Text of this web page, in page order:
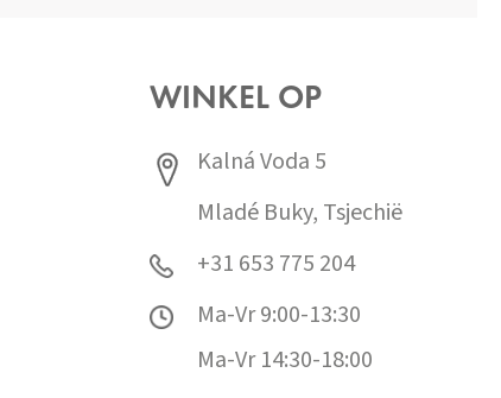
WINKEL OP
Kalná Voda 5
Mladé Buky, Tsjechië
+31 653 775 204
Ma-Vr 9:00-13:30
Ma-Vr 14:30-18:00